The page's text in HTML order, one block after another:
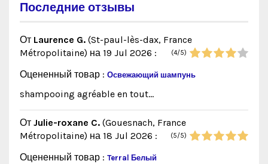
Последние отзывы
От Laurence G. (St-paul-lès-dax, France
Métropolitaine) на 19 Jul 2026 : (4/5)
Оцененный товар : Освежающий шампунь
shampooing agréable en tout...
От Julie-roxane C. (Gouesnach, France
Métropolitaine) на 18 Jul 2026 : (5/5)
Оцененный товар : Terral Белый